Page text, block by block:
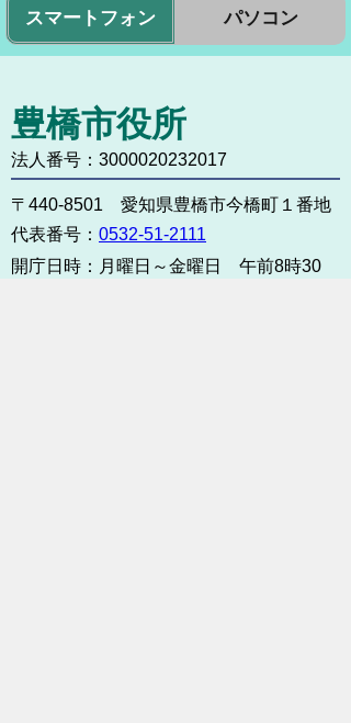
スマートフォン パソコン
豊橋市役所
法人番号：3000020232017
〒440-8501 愛知県豊橋市今橋町１番地
代表番号： 0532-51-2111
開庁日時： 月曜日～金曜日 午前8時30